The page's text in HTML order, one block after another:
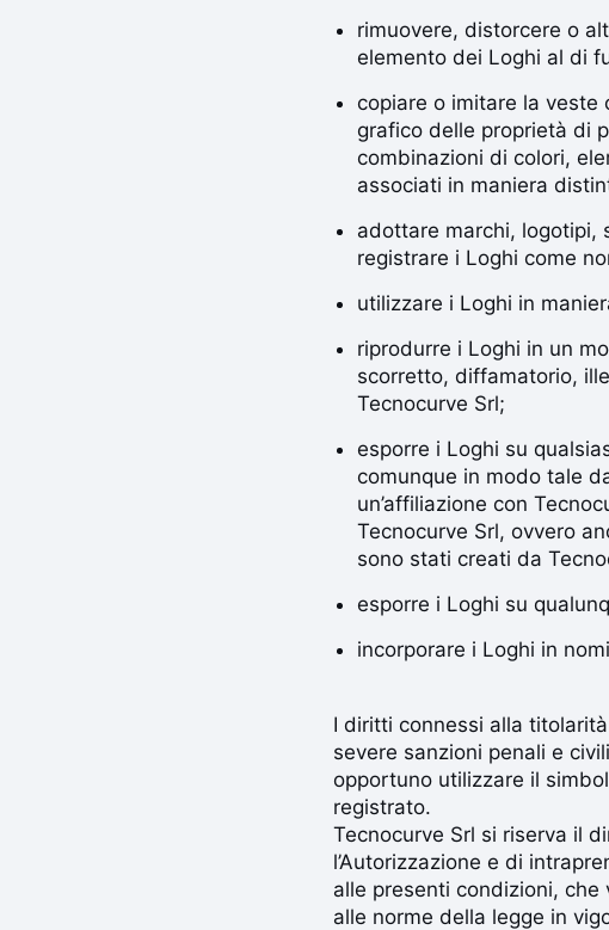
rimuovere, distorcere o
elemento dei Loghi al di
copiare o imitare la veste
grafico delle proprietà di
combinazioni di colori,
associati in maniera
adottare marchi, logotipi,
registrare i Loghi come
utilizzare i Loghi in
riprodurre i Loghi in un
scorretto, diffamatorio,
Tecnocurve Srl;
esporre i Loghi su
comunque in modo tale
un’affiliazione con
Tecnocurve Srl, ovvero
sono stati creati da
esporre i Loghi su
incorporare i Loghi in
I diritti connessi alla
severe sanzioni penali e
opportuno utilizzare il
registrato.
Tecnocurve Srl si riserva il
l’Autorizzazione e di
alle presenti condizioni,
alle norme della legge in